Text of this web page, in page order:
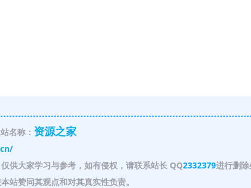
名称： 资源之家
供大家学习与参考，如有侵权，请联系站长 QQ2332379进行删除
站赞同其观点和对其真实性负责。